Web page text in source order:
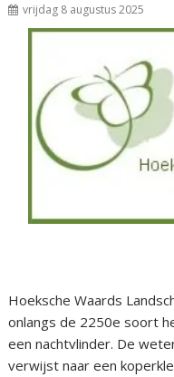
vrijdag 8 augustus 2025
Hoeksche Waards
onlangs de 2250e soort
een nachtvlinder. De
verwijst naar een